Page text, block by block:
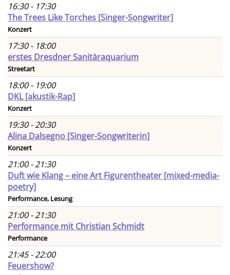
16:30 - 17:30
The Trees Like Torches [Singer-Songwriter]
Konzert
17:30 - 18:00
erstes Dresdner Sanitäraquarium
Streetart
18:00 - 19:00
DKL [akustik-Rap]
Konzert
19:30 - 20:30
Alina Dalsegno [Singer-Songwriterin]
Konzert
21:00 - 21:30
Duft wie Klang – eine Art Figurentheater [mixed-media-
poetry]
Performance, Lesung
21:00 - 21:30
Performance mit Christian Schmidt
Performance
21:45 - 22:00
Feuershow?